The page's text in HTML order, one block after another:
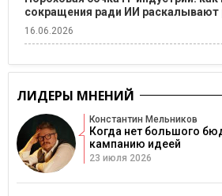
сокращения ради ИИ раскалывают
16.06.2026
ЛИДЕРЫ МНЕНИЙ
Константин Мельников
Когда нет большого
кампанию идеей
23 июля 2026